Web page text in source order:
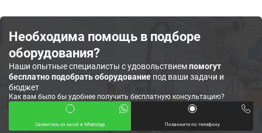
Необходима помощь в подборе
оборудования?
Наши опытные специалисты с удовольствиемпомогут
бесплатно подобрать оборудование под ваши задачи и
бюджет
Как вам было бы удобнее получить бесплатную консультацию?
Свяжитесь со мной в WhatsApp Позвоните по телефону